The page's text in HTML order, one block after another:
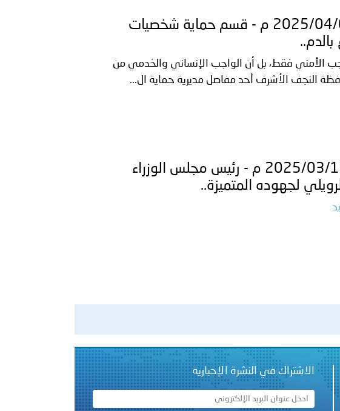
العراق ـ 1446/10/10هــ الموافق 2025/04/09 م - قسم حماية شخصيات
الأمني فقط، بل أن الواجب الإنساني والخدمي من
النجف الأشرف أحد مفاصل مديرية حماية ال...
الكويت ـ 1446/09/10هــ الموافق 2025/03/10 م - رئيس مجلس الوزراء
لجهوده المتميزة..
الاشتراك في النشرة الإخبارية